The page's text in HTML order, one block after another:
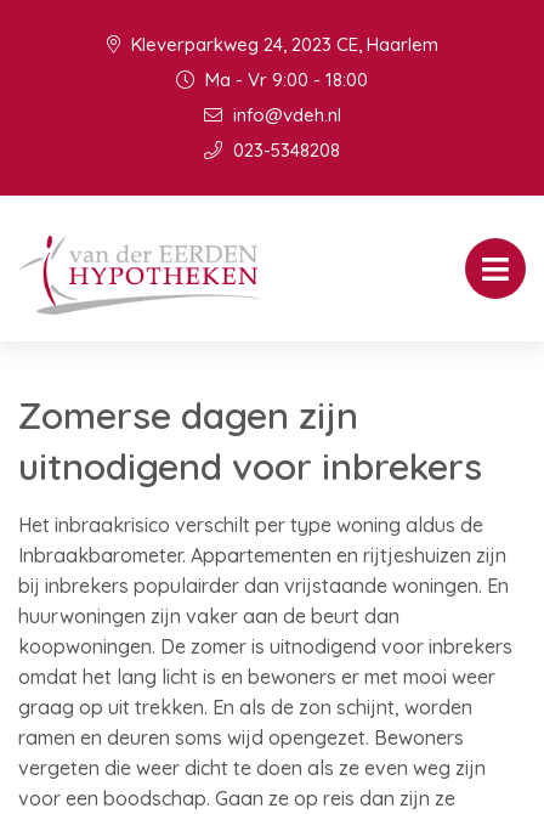
Kleverparkweg 24, 2023 CE, Haarlem
Ma - Vr 9:00 - 18:00
info@vdeh.nl
023-5348208
Zomerse dagen zijn
uitnodigend voor inbrekers
Het inbraakrisico verschilt per type woning aldus de
Inbraakbarometer. Appartementen en rijtjeshuizen zijn
bij inbrekers populairder dan vrijstaande woningen. En
huurwoningen zijn vaker aan de beurt dan
koopwoningen. De zomer is uitnodigend voor inbrekers
omdat het lang licht is en bewoners er met mooi weer
graag op uit trekken. En als de zon schijnt, worden
ramen en deuren soms wijd opengezet. Bewoners
vergeten die weer dicht te doen als ze even weg zijn
voor een boodschap. Gaan ze op reis dan zijn ze